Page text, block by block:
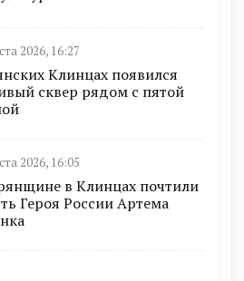
2026, 16:27
Клинцах появился
сквер рядом с пятой
2026, 16:05
в Клинцах почтили
Героя России Артема